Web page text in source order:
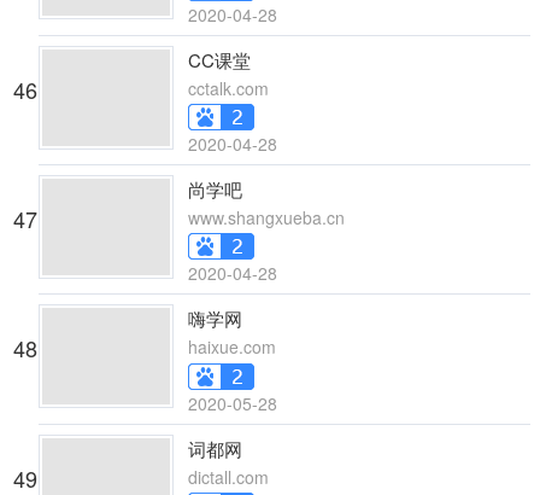
2020-04-28
46
CC课堂
cctalk.com
2020-04-28
47
尚学吧
www.shangxueba.cn
2020-04-28
48
嗨学网
haixue.com
2020-05-28
49
词都网
dictall.com